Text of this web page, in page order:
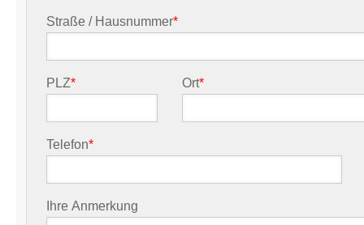
Straße / Hausnummer*
PLZ* Ort*
Telefon*
Ihre Anmerkung